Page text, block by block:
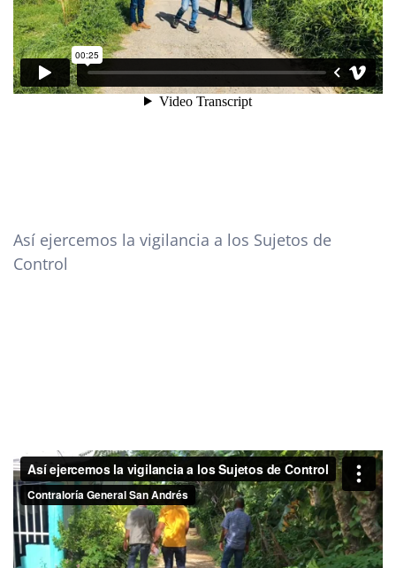
Así ejercemos la vigilancia a los Sujetos de
Control